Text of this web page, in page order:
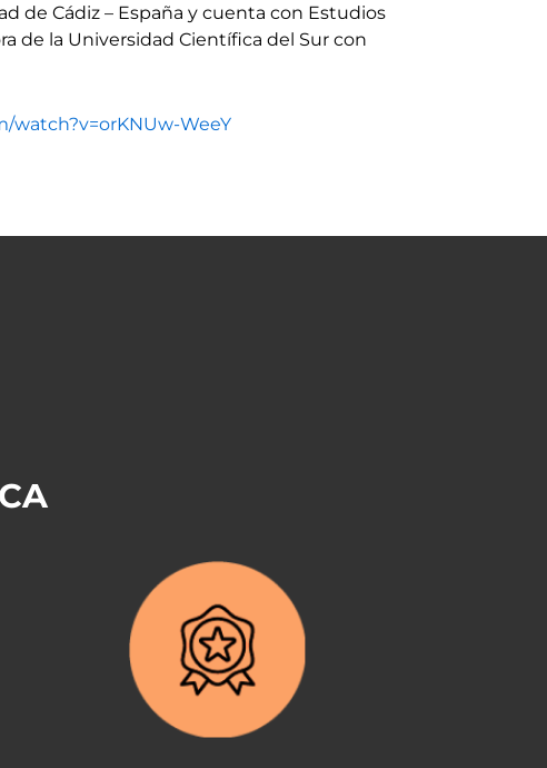
de Cádiz – España y cuenta con Estudios
de la Universidad Científica del Sur con
WeeY